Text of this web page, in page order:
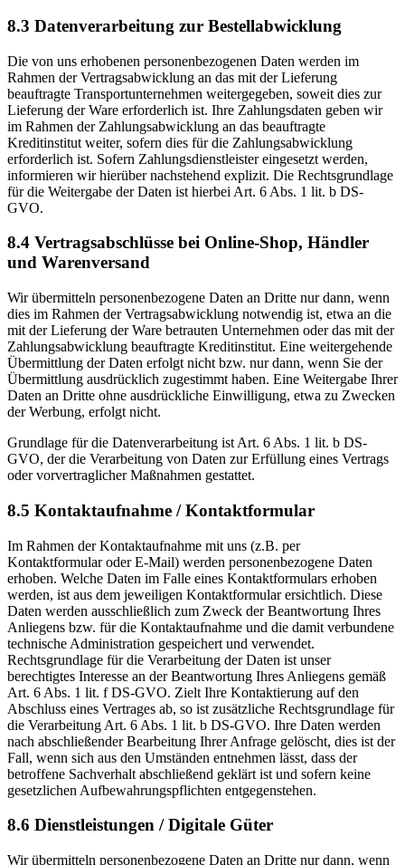
8.3 Datenverarbeitung zur Bestellabwicklung
Die von uns erhobenen personenbezogenen Daten werden im
Rahmen der Vertragsabwicklung an das mit der Lieferung
beauftragte Transportunternehmen weitergegeben, soweit dies zur
Lieferung der Ware erforderlich ist. Ihre Zahlungsdaten geben wir
im Rahmen der Zahlungsabwicklung an das beauftragte
Kreditinstitut weiter, sofern dies für die Zahlungsabwicklung
erforderlich ist. Sofern Zahlungsdienstleister eingesetzt werden,
informieren wir hierüber nachstehend explizit. Die Rechtsgrundlage
für die Weitergabe der Daten ist hierbei Art. 6 Abs. 1 lit. b DS-
GVO.
8.4 Vertragsabschlüsse bei Online-Shop, Händler
und Warenversand
Wir übermitteln personenbezogene Daten an Dritte nur dann, wenn
dies im Rahmen der Vertragsabwicklung notwendig ist, etwa an die
mit der Lieferung der Ware betrauten Unternehmen oder das mit der
Zahlungsabwicklung beauftragte Kreditinstitut. Eine weitergehende
Übermittlung der Daten erfolgt nicht bzw. nur dann, wenn Sie der
Übermittlung ausdrücklich zugestimmt haben. Eine Weitergabe Ihrer
Daten an Dritte ohne ausdrückliche Einwilligung, etwa zu Zwecken
der Werbung, erfolgt nicht.
Grundlage für die Datenverarbeitung ist Art. 6 Abs. 1 lit. b DS-
GVO, der die Verarbeitung von Daten zur Erfüllung eines Vertrags
oder vorvertraglicher Maßnahmen gestattet.
8.5 Kontaktaufnahme / Kontaktformular
Im Rahmen der Kontaktaufnahme mit uns (z.B. per
Kontaktformular oder E-Mail) werden personenbezogene Daten
erhoben. Welche Daten im Falle eines Kontaktformulars erhoben
werden, ist aus dem jeweiligen Kontaktformular ersichtlich. Diese
Daten werden ausschließlich zum Zweck der Beantwortung Ihres
Anliegens bzw. für die Kontaktaufnahme und die damit verbundene
technische Administration gespeichert und verwendet.
Rechtsgrundlage für die Verarbeitung der Daten ist unser
berechtigtes Interesse an der Beantwortung Ihres Anliegens gemäß
Art. 6 Abs. 1 lit. f DS-GVO. Zielt Ihre Kontaktierung auf den
Abschluss eines Vertrages ab, so ist zusätzliche Rechtsgrundlage für
die Verarbeitung Art. 6 Abs. 1 lit. b DS-GVO. Ihre Daten werden
nach abschließender Bearbeitung Ihrer Anfrage gelöscht, dies ist der
Fall, wenn sich aus den Umständen entnehmen lässt, dass der
betroffene Sachverhalt abschließend geklärt ist und sofern keine
gesetzlichen Aufbewahrungspflichten entgegenstehen.
8.6 Dienstleistungen / Digitale Güter
Wir übermitteln personenbezogene Daten an Dritte nur dann, wenn